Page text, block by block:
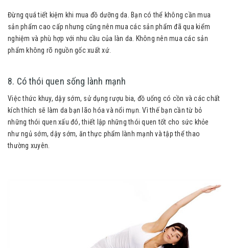
Đừng quá tiết kiệm khi mua đồ dưỡng da. Bạn có thể không cần mua
sản phẩm cao cấp nhưng cũng nên mua các sản phẩm đã qua kiểm
nghiệm và phù hợp với nhu cầu của làn da. Không nên mua các sản
phẩm không rõ nguồn gốc xuất xứ.
8. Có thói quen sống lành mạnh
Việc thức khuy, dậy sớm, sử dụng rượu bia, đồ uống có cồn và các chất
kích thích sẽ làm da bạn lão hóa và nổi mụn. Vì thế bạn cần từ bỏ
những thói quen xấu đó, thiết lập những thói quen tốt cho sức khỏe
như ngủ sớm, dậy sớm, ăn thực phẩm lành mạnh và tập thể thao
thường xuyên.